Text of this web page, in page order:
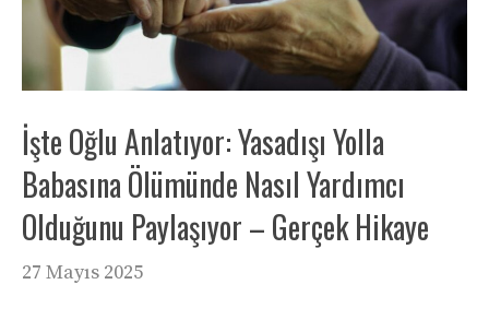
İşte Oğlu Anlatıyor: Yasadışı Yolla
Babasına Ölümünde Nasıl Yardımcı
Olduğunu Paylaşıyor – Gerçek Hikaye
27 Mayıs 2025